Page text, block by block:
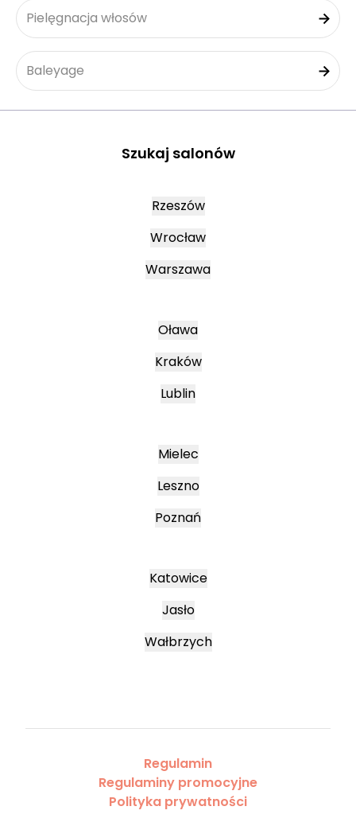
Pielęgnacja włosów
Baleyage
Szukaj salonów
Rzeszów
Wrocław
Warszawa
Oława
Kraków
Lublin
Mielec
Leszno
Poznań
Katowice
Jasło
Wałbrzych
Regulamin
Regulaminy promocyjne
Polityka prywatności